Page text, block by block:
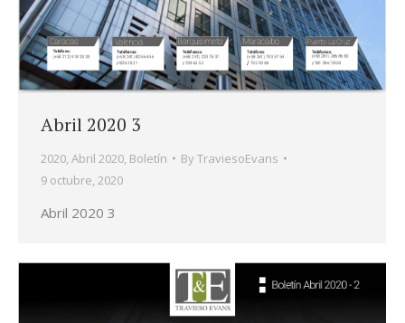
Abril 2020 3
2020, Abril 2020, Boletín ByTraviesoEvans
9 octubre, 2020
Abril 2020 3